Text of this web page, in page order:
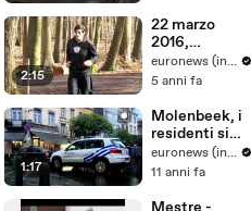
Laden
2:15
22 marzo
2016,
Bruxelles: 5
anni dopo
euronews (in Italiano)
5 anni fa
1:17
Molenbeek, i
residenti si
rifiutano di
essere
terroristi
euronews (in Italiano)
11 anni fa